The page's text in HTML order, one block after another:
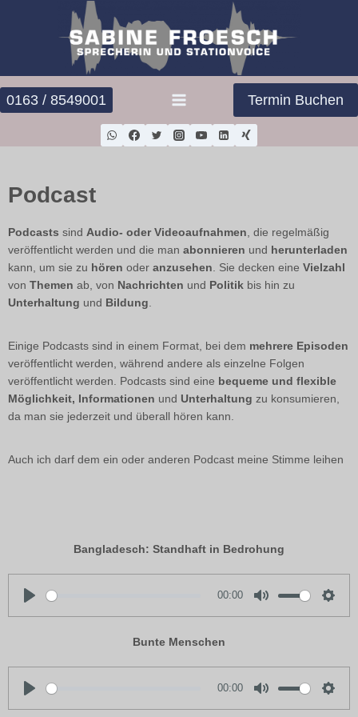
0163 / 8549001 Termin Buchen
Podcast
Podcasts sind Audio- oder Videoaufnahmen , die regelmäßig
veröffentlicht werden und die man abonnieren und herunterladen
kann, um sie zu hören oder anzusehen . Sie decken eine Vielzahl
von Themen ab, von Nachrichten und Politik bis hin zu
Unterhaltung und Bildung
Einige Podcasts sind in einem Format, bei dem mehrere Episoden
veröffentlicht werden, während andere als einzelne Folgen
veröffentlicht werden. Podcasts sind eine bequeme und flexible
Möglichkeit, Informationen und Unterhaltung zu konsumieren,
da man sie jederzeit und überall hören kann.
Auch ich darf dem ein oder anderen Podcast meine Stimme leihen
Bangladesch: Standhaft in Bedrohung
y
00:00
e
t
i
Bunte Menschen
00:00